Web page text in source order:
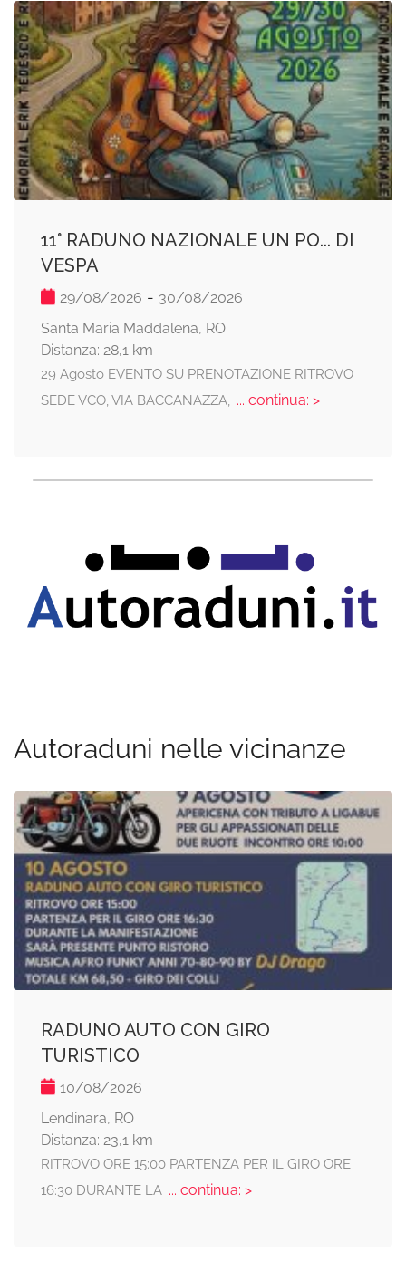
11° RADUNO NAZIONALE UN PO... DI
VESPA
29/08/2026 - 30/08/2026
Santa Maria Maddalena, RO
Distanza: 28,1 km
29 Agosto EVENTO SU PRENOTAZIONE RITROVO
SEDE VCO, VIA BACCANAZZA, ... continua: >
Autoraduni nelle vicinanze
RADUNO AUTO CON GIRO
TURISTICO
10/08/2026
Lendinara, RO
Distanza: 23,1 km
RITROVO ORE 15:00 PARTENZA PER IL GIRO ORE
16:30 DURANTE LA... continua: >